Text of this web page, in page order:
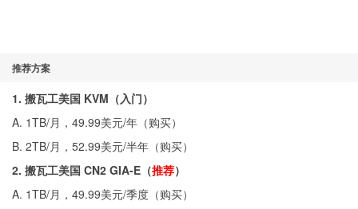
推荐方案
1. 搬瓦工美国 KVM（入门）
A. 1TB/月，49.99美元/年（购买）
B. 2TB/月，52.99美元/半年（购买）
2. 搬瓦工美国 CN2 GIA-E（推荐）
A. 1TB/月，49.99美元/季度（购买）